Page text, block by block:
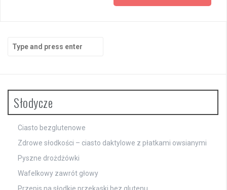
for:
Słodycze
Ciasto bezglutenowe
Zdrowe słodkości – ciasto daktylowe z płatkami owsianymi
Pyszne drożdżówki
Wafelkowy zawrót głowy
Przepis na słodkie przekąski bez glutenu